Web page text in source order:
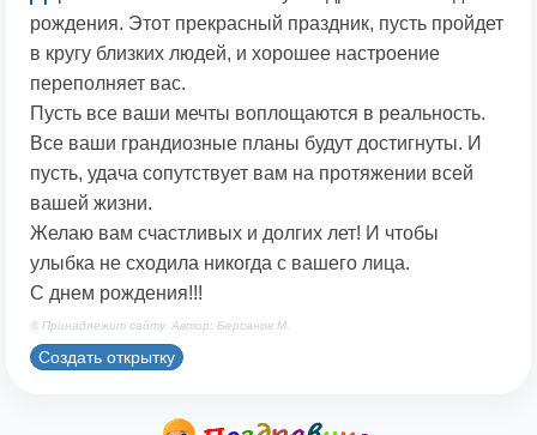
рождения. Этот прекрасный праздник, пусть пройдет
в кругу близких людей, и хорошее настроение
переполняет вас.
Пусть все ваши мечты воплощаются в реальность.
Все ваши грандиозные планы будут достигнуты. И
пусть, удача сопутствует вам на протяжении всей
вашей жизни.
Желаю вам счастливых и долгих лет! И чтобы
улыбка не сходила никогда с вашего лица.
С днем рождения!!!
© Принадлежит сайту. Автор: Берсанов М.
Создать открытку